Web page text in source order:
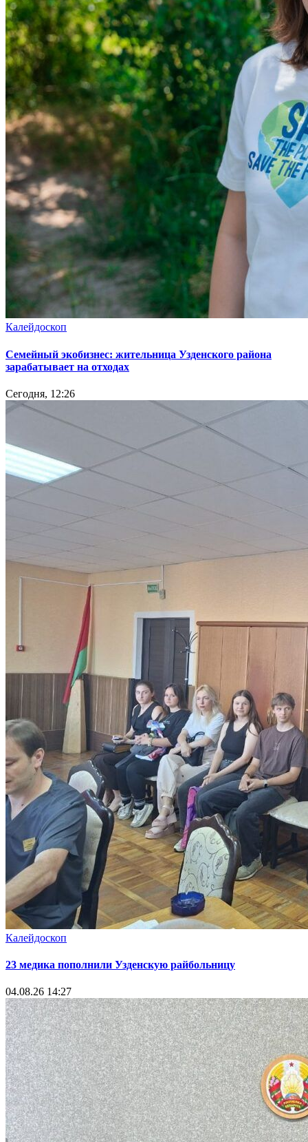
Калейдоскоп
Семейный экобизнес: жительница Узденского района
зарабатывает на отходах
Сегодня, 12:26
Калейдоскоп
23 медика пополнили Узденскую райбольницу
04.08.26 14:27